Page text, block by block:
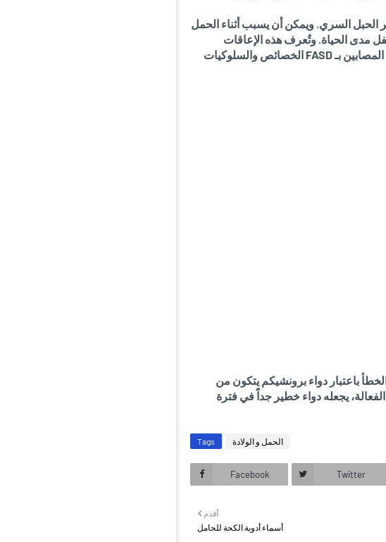
الحبل السري. ويمكن أن يسبب أثناء الحمل
مدى الحياة. وتُعرف هذه الإعاقات
باضطرابات طيف الكحول الجنيني (FASDs). قد يكون لدى الأطفال المصابين بـ FASD الخصائص والسلوكيات
باعتبار دواء برونشيكم يتكون من
يجعله دواء خطير جداً في فترة
Tags الحمل و الولادة
Facebook Twitter
أقدم
أسماء أدوية الكحة للحامل